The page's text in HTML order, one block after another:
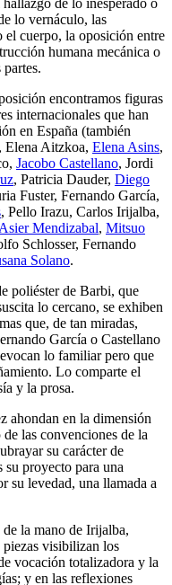
hallazgo de lo inesperado o
lo vernáculo, las
el cuerpo, la oposición entre
humana mecánica o
encontramos figuras
internacionales que han
en España (también
Elena Aitzkoa, Elena Asins,
Jacobo Castellano, Jordi
, Patricia Dauder, Diego
Fuster, Fernando García,
, Pello Irazu, Carlos Irijalba,
Asier Mendizabal, Mitsuo
Schlosser, Fernando
Solano.
poliéster de Barbi, que
lo cercano, se exhiben
que, de tan miradas,
García o Castellano
lo familiar pero que
Lo comparte el
y la prosa.
ahondan en la dimensión
las convenciones de la
su carácter de
proyecto para una
su levedad, una llamada a
de la mano de Irijalba,
piezas visibilizan los
vocación totalizadora y la
y en las reflexiones